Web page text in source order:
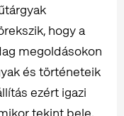
hogy a
megoldásokon
és történeteik
ezért igazi